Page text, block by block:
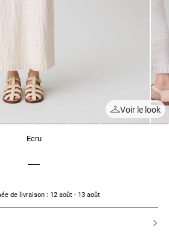
Voir le look
ecru
de livraison: 12 août - 13 août